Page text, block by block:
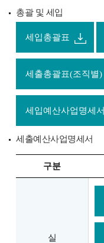
총괄 및 세입
세입총괄표
세출총괄표(조직별)
세입예산사업명세서
세출예산사업명세서
구분
실